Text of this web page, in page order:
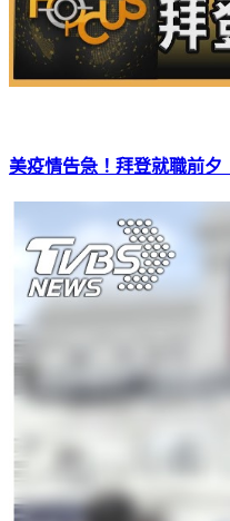
美疫情告急！拜登就職前夕